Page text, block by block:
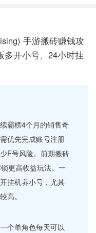
手游搬砖赚钱攻
多开小号、24小时挂
霸榜4个月的销售奇
优先完成账号注册
F号风险。前期搬砖
更高收益玩法。一
挂机养小号，尤其
高。
个单角色每天可以